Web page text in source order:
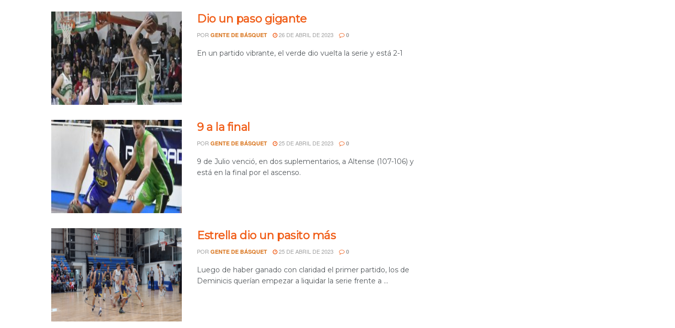
Dio un paso gigante
POR GENTE DE BÁSQUET 26 DE ABRIL DE 2023 0
En un partido vibrante, el verde dio vuelta la serie y está 2-1
9 a la final
POR GENTE DE BÁSQUET 25 DE ABRIL DE 2023 0
9 de Julio venció, en dos suplementarios, a Altense (107-106) y
está en la final por el ascenso.
Estrella dio un pasito más
POR GENTE DE BÁSQUET 25 DE ABRIL DE 2023 0
Luego de haber ganado con claridad el primer partido, los de
Deminicis querían empezar a liquidar la serie frente a ...